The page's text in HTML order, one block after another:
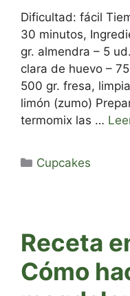
Dificultad: fácil
30 minutos,
gr. almendra – 5
clara de huevo –
500 gr. fresa,
limón (zumo)
termomix las …
Categorías
Cupcakes
Receta
Cómo